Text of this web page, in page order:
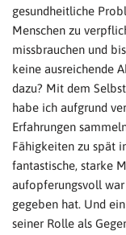
gesundheitliche
Menschen zu
missbrauchen und
keine ausreichende
dazu? Mit dem
habe ich aufgrund
Erfahrungen
Fähigkeiten zu spät
fantastische, starke
aufopferungsvoll
gegeben hat. Und
seiner Rolle als